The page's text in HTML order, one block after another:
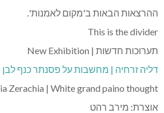
ההרצאות הבאות ב'מקום לאמנות'.
This is the divider
תערוכות חדשות | New Exhibition
דליה זרחיה | מחשבות על פסנתר כנף לבן
Zerachia | White grand paino thought
אוצרת: מירב רהט